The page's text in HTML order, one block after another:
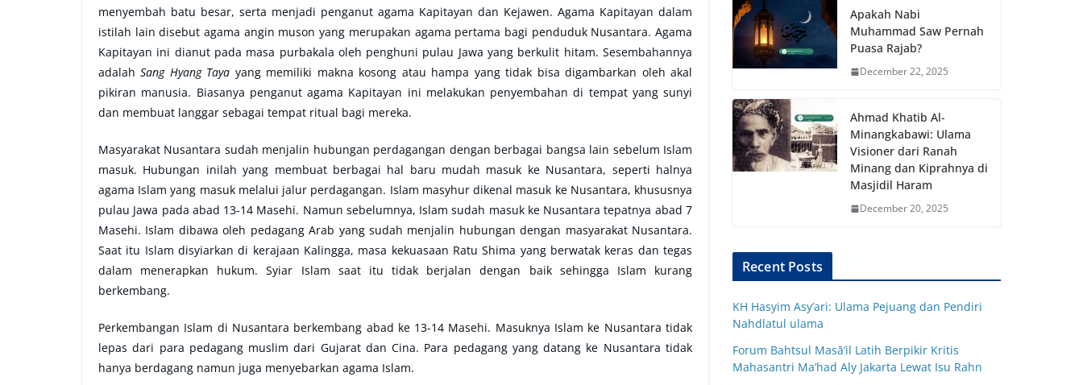
menyembah batu besar, serta menjadi penganut agama Kapitayan dan Kejawen. Agama Kapitayan dalam
istilah lain disebut agama angin muson yang merupakan agama pertama bagi penduduk Nusantara. Agama
Kapitayan ini dianut pada masa purbakala oleh penghuni pulau Jawa yang berkulit hitam. Sesembahannya
adalahSang Hyang Taya yang memiliki makna kosong atau hampa yang tidak bisa digambarkan oleh akal
pikiran manusia. Biasanya penganut agama Kapitayan ini melakukan penyembahan di tempat yang sunyi
dan membuat langgar sebagai tempat ritual bagi mereka.
Masyarakat Nusantara sudah menjalin hubungan perdagangan dengan berbagai bangsa lain sebelum Islam
masuk. Hubungan inilah yang membuat berbagai hal baru mudah masuk ke Nusantara, seperti halnya
agama Islam yang masuk melalui jalur perdagangan. Islam masyhur dikenal masuk ke Nusantara, khususnya
pulau Jawa pada abad 13-14 Masehi. Namun sebelumnya, Islam sudah masuk ke Nusantara tepatnya abad 7
Masehi. Islam dibawa oleh pedagang Arab yang sudah menjalin hubungan dengan masyarakat Nusantara.
Saat itu Islam disyiarkan di kerajaan Kalingga, masa kekuasaan Ratu Shima yang berwatak keras dan tegas
dalam menerapkan hukum. Syiar Islam saat itu tidak berjalan dengan baik sehingga Islam kurang
berkembang.
Perkembangan Islam di Nusantara berkembang abad ke 13-14 Masehi. Masuknya Islam ke Nusantara tidak
lepas dari para pedagang muslim dari Gujarat dan Cina. Para pedagang yang datang ke Nusantara tidak
hanya berdagang namun juga menyebarkan agama Islam.
Apakah Nabi
Muhammad Saw Pernah
Puasa Rajab?
December 22, 2025
Ahmad Khatib Al-
Minangkabawi: Ulama
Visioner dari Ranah
Minang dan Kiprahnya di
Masjidil Haram
December 20, 2025
Recent Posts
KH Hasyim Asy’ari: Ulama Pejuang dan Pendiri
Nahdlatul ulama
Forum Bahtsul Masā’il Latih Berpikir Kritis
Mahasantri Ma’had Aly Jakarta Lewat Isu Rahn